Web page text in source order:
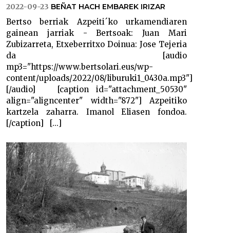
2022-09-23 BEÑAT HACH EMBAREK IRIZAR
Bertso berriak Azpeiti´ko urkamendiaren
gainean jarriak - Bertsoak: Juan Mari
Zubizarreta, Etxeberritxo Doinua: Jose Tejeria
da [audio
mp3="https://www.bertsolari.eus/wp-
content/uploads/2022/08/liburuki1_0430a.mp3"]
[/audio] [caption id="attachment_50530"
align="aligncenter" width="872"] Azpeitiko
kartzela zaharra. Imanol Eliasen fondoa.
[/caption] [...]